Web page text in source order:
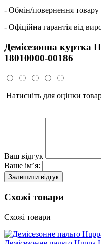
- Обмін/повернення товару
- Офіційна гарантія від
Демісезонна куртка
18010000-00186
Натисніть для оцінки
Ваш відгук
Ваше ім’я:
Залишити відгук
Схожі товари
Схожі товари